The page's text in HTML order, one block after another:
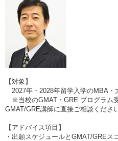
【対象】
2027年・2028年留学入学のMBA・
※当校のGMAT・GRE プログラム
GMAT/GRE講師に直接ご相談ください
【アドバイス項目】
・出願スケジュールとGMAT/GRE